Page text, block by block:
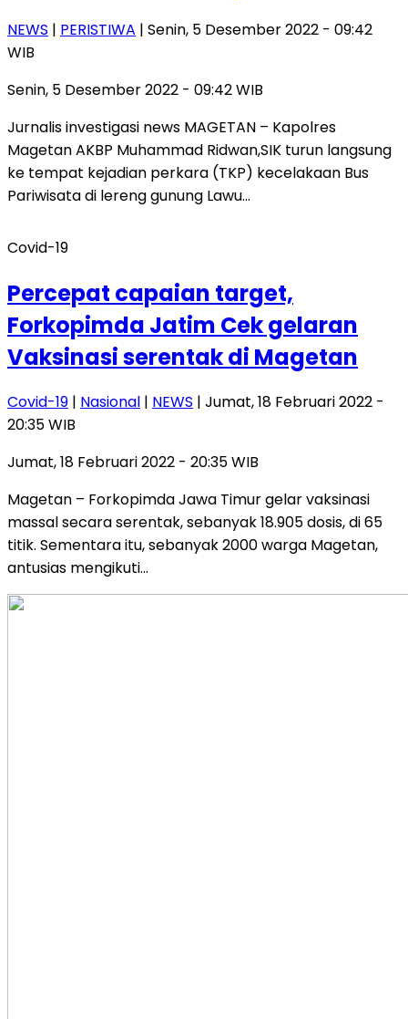
NEWS | PERISTIWA | Senin, 5 Desember 2022 - 09:42
WIB
Senin, 5 Desember 2022 - 09:42 WIB
Jurnalis investigasi news MAGETAN – Kapolres
Magetan AKBP Muhammad Ridwan,SIK turun langsung
ke tempat kejadian perkara (TKP) kecelakaan Bus
Pariwisata di lereng gunung Lawu…
Covid-19
Percepat capaian target,
Forkopimda Jatim Cek gelaran
Vaksinasi serentak di Magetan
Covid-19 | Nasional | NEWS | Jumat, 18 Februari 2022 -
20:35 WIB
Jumat, 18 Februari 2022 - 20:35 WIB
Magetan – Forkopimda Jawa Timur gelar vaksinasi
massal secara serentak, sebanyak 18.905 dosis, di 65
titik. Sementara itu, sebanyak 2000 warga Magetan,
antusias mengikuti…